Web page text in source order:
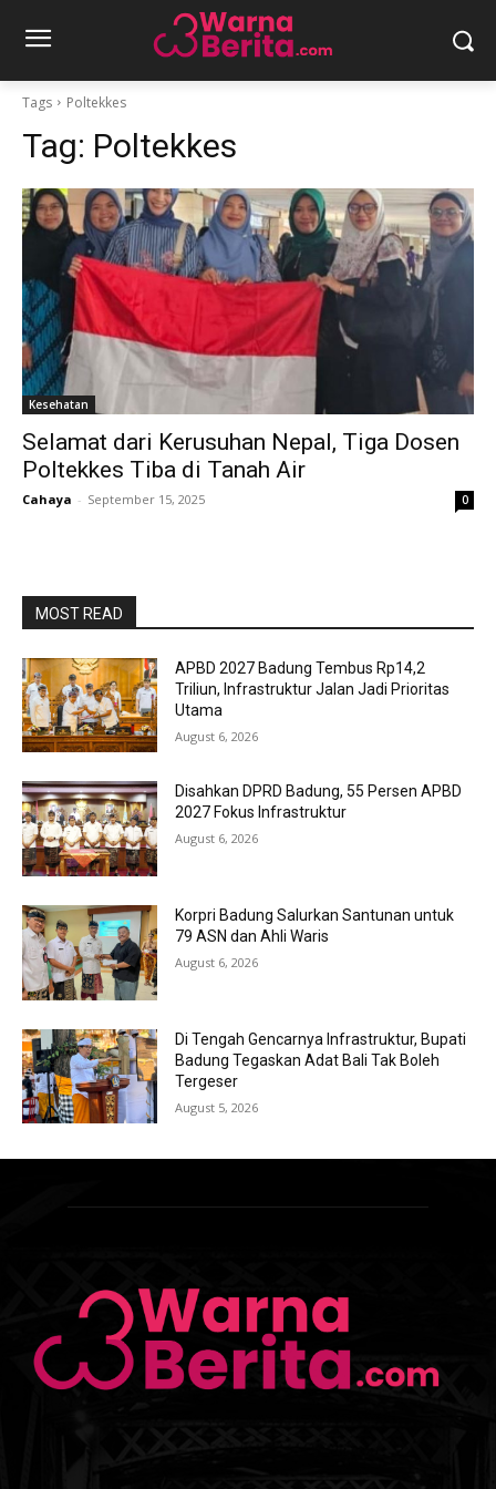
Tags Poltekkes
Tag: Poltekkes
Kesehatan
Selamat dari Kerusuhan Nepal, Tiga Dosen
Poltekkes Tiba di Tanah Air
Cahaya - September 15, 2025 0
MOST READ
APBD 2027 Badung Tembus Rp14,2
Triliun, Infrastruktur Jalan Jadi Prioritas
Utama
August 6, 2026
Disahkan DPRD Badung, 55 Persen APBD
2027 Fokus Infrastruktur
August 6, 2026
Korpri Badung Salurkan Santunan untuk
79 ASN dan Ahli Waris
August 6, 2026
Di Tengah Gencarnya Infrastruktur, Bupati
Badung Tegaskan Adat Bali Tak Boleh
Tergeser
August 5, 2026